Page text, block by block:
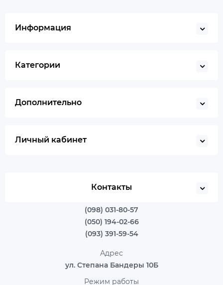
Информация
Категории
Дополнительно
Личный кабинет
Контакты
(098) 031-80-57
(050) 194-02-66
(093) 391-59-54
Адрес
ул. Степана Бандеры 10Б
Режим работы